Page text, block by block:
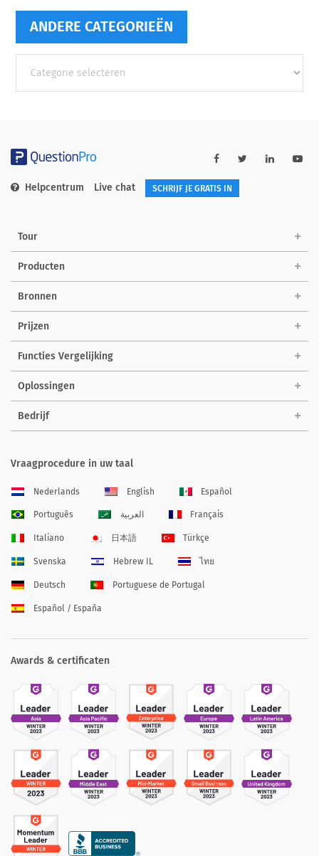
ANDERE CATEGORIEËN
categorieën
Helpcentrum Live chat SCHRIJF JE GRATIS IN
Tour
Producten
Bronnen
Prijzen
Functies Vergelijking
Oplossingen
Bedrijf
Vraagprocedure in uw taal
Nederlands English Español
Português العربية Français
Italiano 日本語 Türkçe
Svenska Hebrew IL ไทย
Deutsch Portuguese de Portugal
Español / España
Awards & certificaten